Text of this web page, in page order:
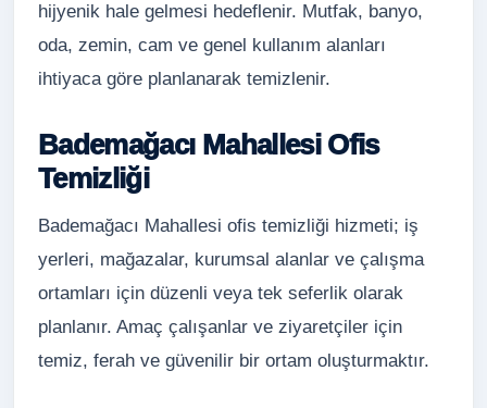
hijyenik hale gelmesi hedeflenir. Mutfak, banyo,
oda, zemin, cam ve genel kullanım alanları
ihtiyaca göre planlanarak temizlenir.
Bademağacı Mahallesi Ofis
Temizliği
Bademağacı Mahallesi ofis temizliği hizmeti; iş
yerleri, mağazalar, kurumsal alanlar ve çalışma
ortamları için düzenli veya tek seferlik olarak
planlanır. Amaç çalışanlar ve ziyaretçiler için
temiz, ferah ve güvenilir bir ortam oluşturmaktır.